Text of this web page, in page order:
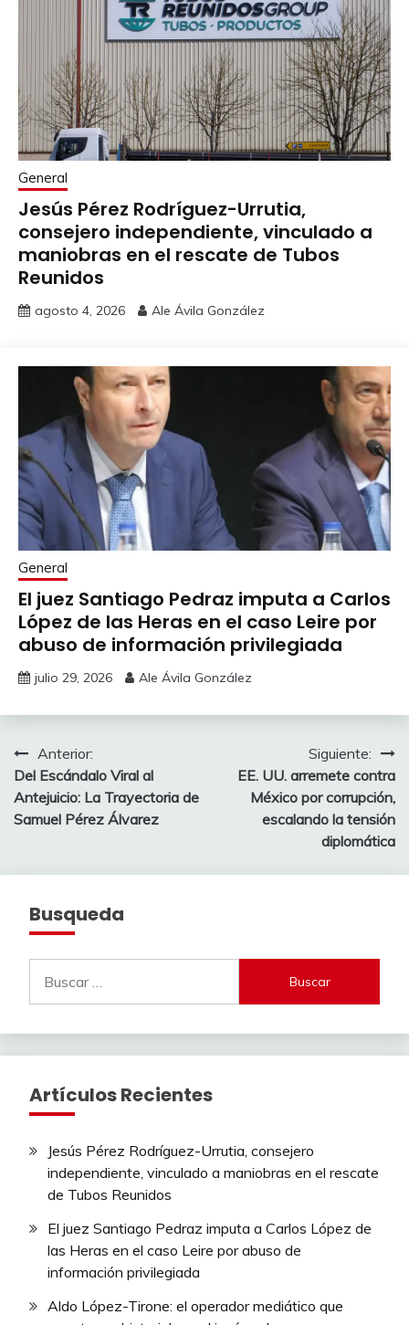
General
Jesús Pérez Rodríguez-Urrutia,
consejero independiente, vinculado a
maniobras en el rescate de Tubos
Reunidos
agosto 4, 2026 Ale Ávila González
General
El juez Santiago Pedraz imputa a Carlos
López de las Heras en el caso Leire por
abuso de información privilegiada
julio 29, 2026 Ale Ávila González
Navegación
de
entradas
Anterior:
Del Escándalo Viral al
Antejuicio: La Trayectoria de
Samuel Pérez Álvarez
Siguiente:
EE. UU. arremete contra
México por corrupción,
escalando la tensión
diplomática
Busqueda
Artículos Recientes
Jesús Pérez Rodríguez-Urrutia, consejero
independiente, vinculado a maniobras en el rescate
de Tubos Reunidos
El juez Santiago Pedraz imputa a Carlos López de
las Heras en el caso Leire por abuso de
información privilegiada
Aldo López-Tirone: el operador mediático que